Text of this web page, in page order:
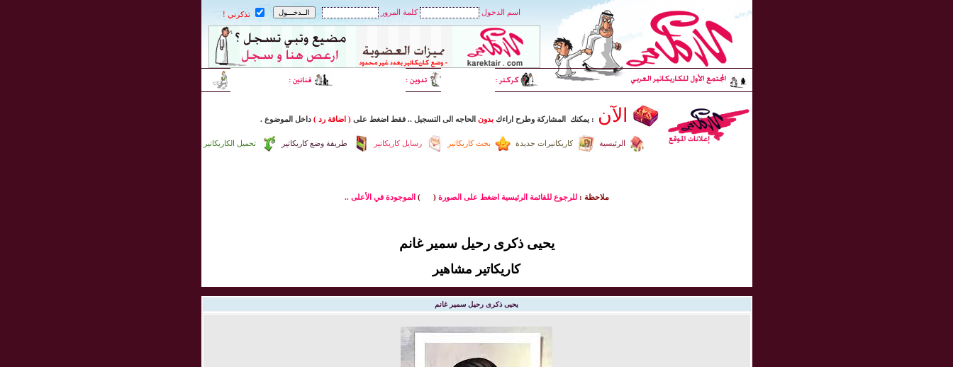
اسم الدخول كلمة المرور تذكرني !
الآن : يمكنك المشاركة وطرح اراءك بدون الحاجه الى التسجيل .. فقط اضغط على ( اضافة رد ) داخل الموضوع .
تحميل الكاريكاتير طريقة وضع كاريكاتير رسايل كاريكاتير بحث كاريكاتير كاريكاتيرات جديدة الرئيسية
ملاحظة : للرجوع للقائمة الرئيسية اضغط على الصورة(
) الموجودة في الأعلى ..
يحيى ذكرى رحيل سمير غانم
كاريكاتير مشاهير
يحيى ذكرى رحيل سمير غانم